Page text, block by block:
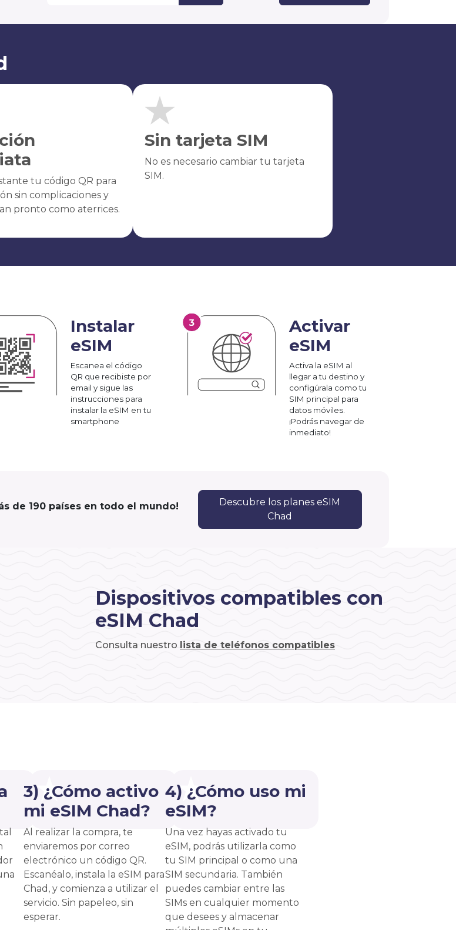
tu código QR para
sin complicaciones y
pronto como aterrices.
Sin tarjeta SIM
No es necesario cambiar tu tarjeta
SIM.
Instalar
eSIM
Escanea el código
QR que recibiste por
email y sigue las
instrucciones para
instalar la eSIM en tu
smartphone
Activar
eSIM
Activa la eSIM al
llegar a tu destino y
configúrala como tu
SIM principal para
datos móviles.
¡Podrás navegar de
inmediato!
de 190 países en todo el mundo!
Descubre los planes eSIM
Chad
Dispositivos compatibles con
eSIM Chad
Consulta nuestro lista de teléfonos compatibles
3) ¿Cómo activo
mi eSIM Chad?
Al realizar la compra, te
enviaremos por correo
electrónico un código QR.
Escanéalo, instala la eSIM para
Chad, y comienza a utilizar el
servicio. Sin papeleo, sin
esperar.
4) ¿Cómo uso mi
eSIM?
Una vez hayas activado tu
eSIM, podrás utilizarla como
tu SIM principal o como una
SIM secundaria. También
puedes cambiar entre las
SIMs en cualquier momento
que desees y almacenar